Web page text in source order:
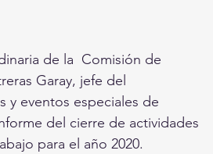
de la  Comisión de
Garay, jefe del
y eventos especiales de
del cierre de actividades
para el año 2020.